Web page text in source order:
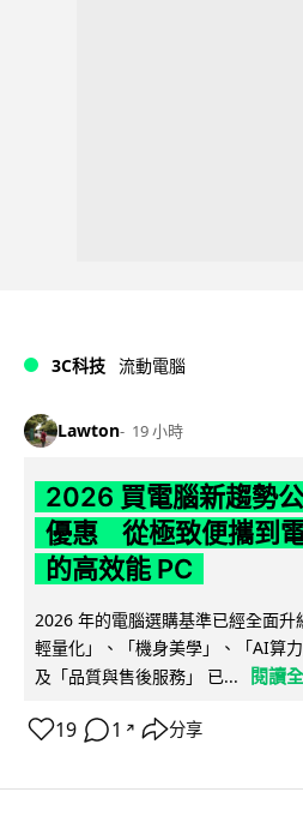
3C科技 流動電腦
Lawton 19 小時
2026 買電腦新趨勢
優惠 從極致便攜到
的高效能 PC
2026 年的電腦選購基準已經全面
輕量化」、「機身美學」、「AI算
及「品質與售後服務」 已...
閱讀
19 1 ↗ 分享